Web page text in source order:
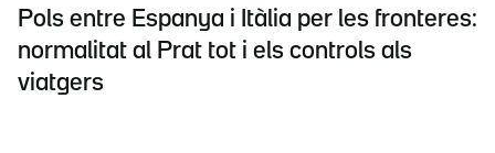
Pols entre Espanya i Itàlia per les fronteres:
normalitat al Prat tot i els controls als
viatgers